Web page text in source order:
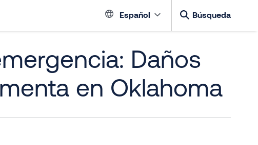
Language
Español Búsqueda
Daños
en Oklahoma